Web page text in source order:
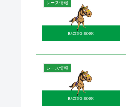
レース情報
レース情報